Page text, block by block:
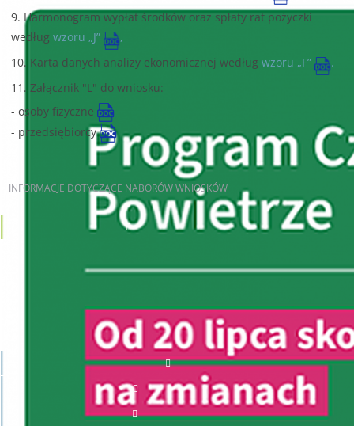
9. Harmonogram wypłat środków oraz spłaty rat pożyczki
według wzoru „J”
,
10. Karta danych analizy ekonomicznej według wzoru „F”
.
11. Załącznik "L" do wniosku:
- osoby fizyczne
- przedsiębiorcy
INFORMACJE DOTYCZĄCE NABORÓW WNIOSKÓW
AKTUALNE NABORY
JST
OSOBY FIZYCZNE
PRZEDSIĘBIORCY